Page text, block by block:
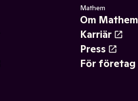
Mathem
Om Mathem
Karriär
Press
För företag